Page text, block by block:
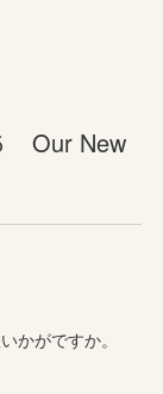
Our New
かがですか。